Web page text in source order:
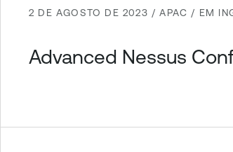
2 DE AGOSTO DE 2023 / APAC / EM
Advanced Nessus